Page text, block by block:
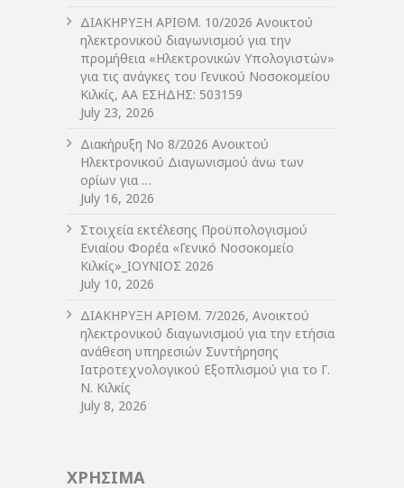
ΔIΑΚΗΡΥΞΗ ΑΡIΘΜ. 10/2026 Ανοικτού
ηλεκτρονικού διαγωνισμού για την
προμήθεια «Ηλεκτρονικών Υπολογιστών»
για τις ανάγκες του Γενικού Νοσοκομείου
Κιλκίς, ΑΑ ΕΣΗΔΗΣ: 503159
July 23, 2026
Διακήρυξη Νο 8/2026 Ανοικτού
Ηλεκτρονικού Διαγωνισμού άνω των
ορίων για …
July 16, 2026
Στοιχεία εκτέλεσης Προϋπολογισμού
Ενιαίου Φορέα «Γενικό Νοσοκομείο
Κιλκίς»_ΙΟΥΝΙΟΣ 2026
July 10, 2026
ΔIΑΚΗΡΥΞΗ ΑΡIΘΜ. 7/2026, Ανοικτού
ηλεκτρονικού διαγωνισμού για την ετήσια
ανάθεση υπηρεσιών Συντήρησης
Ιατροτεχνολογικού Εξοπλισμού για το Γ.
Ν. Κιλκίς
July 8, 2026
ΧΡΗΣΙΜΑ